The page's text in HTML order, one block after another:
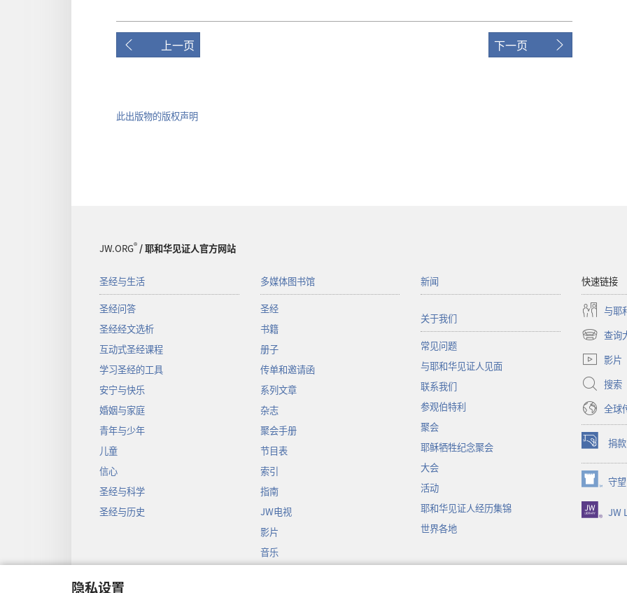
隐私设置
上一页 下一页
此出版物的版权声明
JW.ORG®/ 耶和华见证人官方网站
圣经与生活
圣经问答
圣经经文选析
互动式圣经课程
学习圣经的工具
安宁与快乐
婚姻与家庭
青年与少年
儿童
信心
圣经与科学
圣经与历史
多媒体图书馆
圣经
书籍
册子
传单和邀请函
系列文章
杂志
聚会手册
节目表
索引
指南
JW电视
影片
音乐
新闻
关于我们
常见问题
与耶和华见证人见面
联系我们
参观伯特利
聚会
耶稣牺牲纪念聚会
大会
活动
耶和华见证人经历集锦
世界各地
快速链接
与耶
查询
（打
开
新
窗
口）
影片
搜索
全球
捐款
（打
开
新
窗
口）
守
（打
开
新
JW